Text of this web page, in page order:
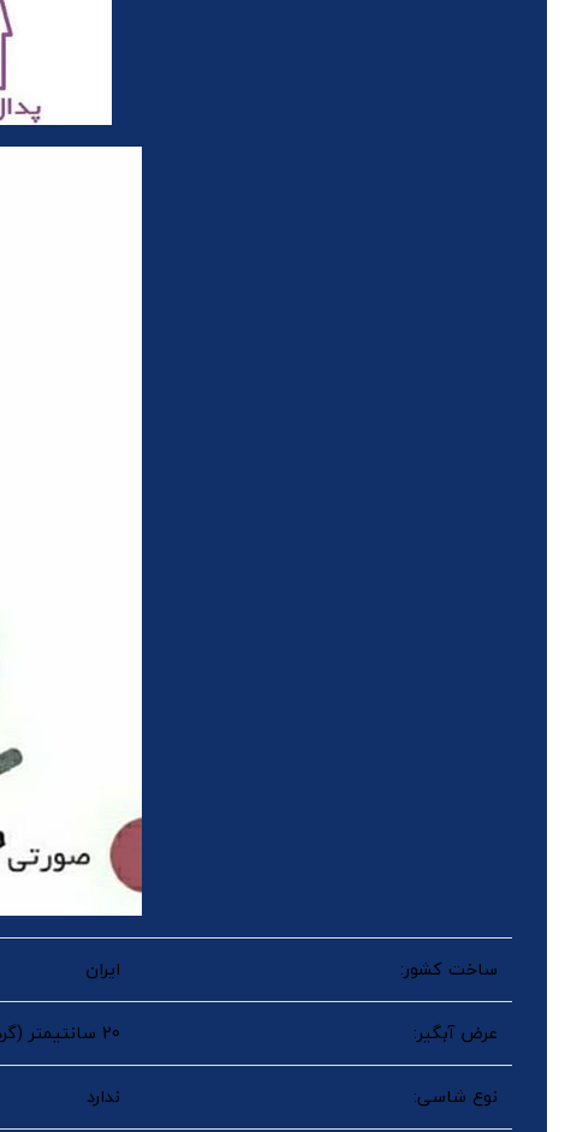
ساخت کشور: ایران
عرض آبگیر: 20 سانتیمتر (گرد)
نوع شاسی: ندارد